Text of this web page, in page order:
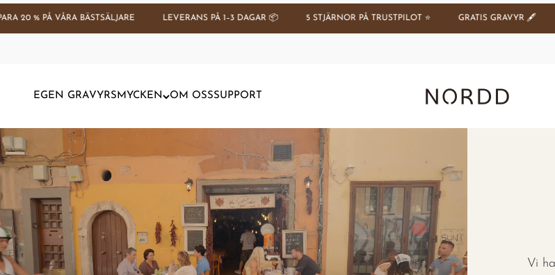
Hoppa till innehållet
VÅRA BÄSTSÄLJARE LEVERANS PÅ 1–3 DAGAR 📦 5 STJÄRNOR PÅ TRUSTPILOT ⭐️ GRATIS GRAVYR 🖋️ 250 000+
EGEN GRAVYRSMYCKEN OM OSSSUPPORT Nordd Copenhagen (SE)
Vi